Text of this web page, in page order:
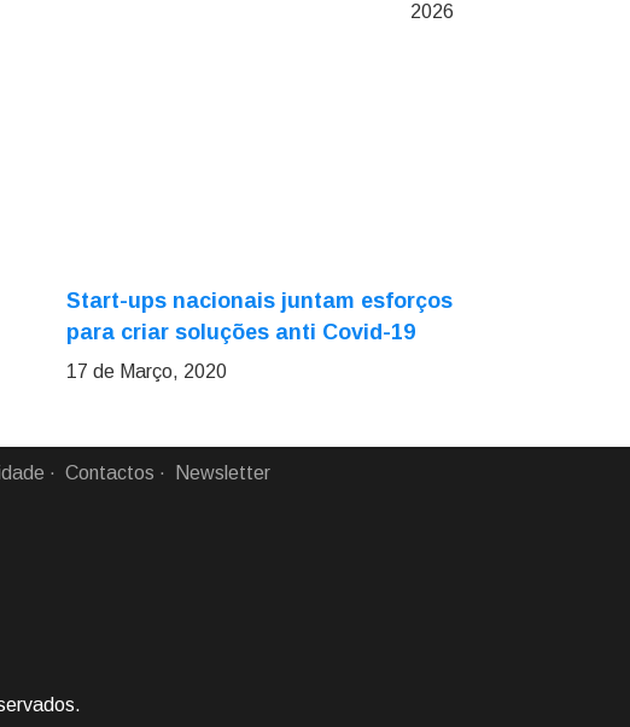
2026
Start-ups nacionais juntam esforços
para criar soluções anti Covid-19
17 de Março, 2020
Contactos Newsletter